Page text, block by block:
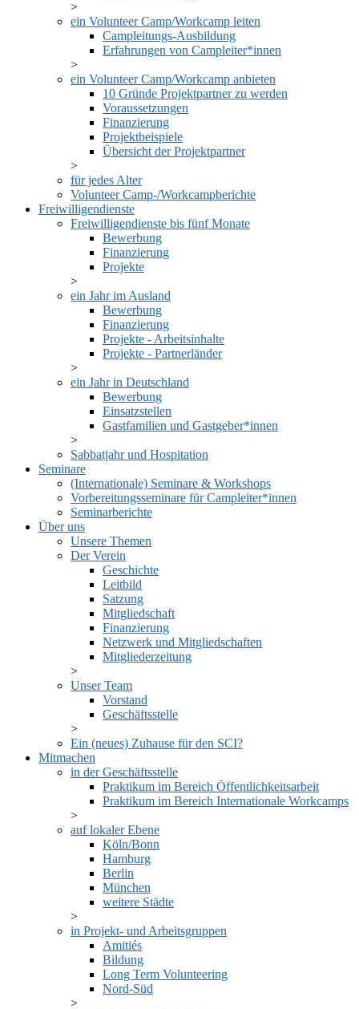
ein Volunteer Camp/Workcamp leiten
Campleitungs-Ausbildung
Erfahrungen von Campleiter*innen
ein Volunteer Camp/Workcamp anbieten
10 Gründe Projektpartner zu werden
Voraussetzungen
Finanzierung
Projektbeispiele
Übersicht der Projektpartner
für jedes Alter
Volunteer Camp-/Workcampberichte
Freiwilligendienste
Freiwilligendienste bis fünf Monate
Bewerbung
Finanzierung
Projekte
ein Jahr im Ausland
Bewerbung
Finanzierung
Projekte - Arbeitsinhalte
Projekte - Partnerländer
ein Jahr in Deutschland
Bewerbung
Einsatzstellen
Gastfamilien und Gastgeber*innen
Sabbatjahr und Hospitation
Seminare
(Internationale) Seminare & Workshops
Vorbereitungsseminare für Campleiter*innen
Seminarberichte
Über uns
Unsere Themen
Der Verein
Geschichte
Leitbild
Satzung
Mitgliedschaft
Finanzierung
Netzwerk und Mitgliedschaften
Mitgliederzeitung
Unser Team
Vorstand
Geschäftsstelle
Ein (neues) Zuhause für den SCI?
Mitmachen
in der Geschäftsstelle
Praktikum im Bereich Öffentlichkeitsarbeit
Praktikum im Bereich Internationale Workcamps
auf lokaler Ebene
Köln/Bonn
Hamburg
Berlin
München
weitere Städte
in Projekt- und Arbeitsgruppen
Amitiés
Bildung
Long Term Volunteering
Nord-Süd